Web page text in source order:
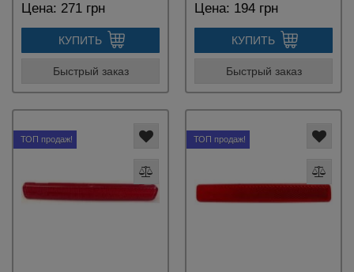
Цена: 271 грн
КУПИТЬ
Быстрый заказ
Цена: 194 грн
КУПИТЬ
Быстрый заказ
ТОП продаж! ТОП продаж!